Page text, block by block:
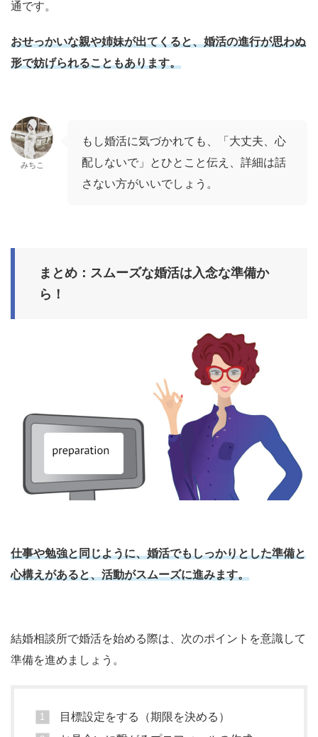
通です。
おせっかいな親や姉妹が出てくると、婚活の進行が思わぬ
形で妨げられることもあります。
みちこ
もし婚活に気づかれても、「大丈夫、心
配しないで」とひとこと伝え、詳細は話
さない方がいいでしょう。
まとめ：スムーズな婚活は入念な準備か
ら！
仕事や勉強と同じように、婚活でもしっかりとした準備と
心構えがあると、活動がスムーズに進みます。
結婚相談所で婚活を始める際は、次のポイントを意識して
準備を進めましょう。
目標設定をする（期限を決める）